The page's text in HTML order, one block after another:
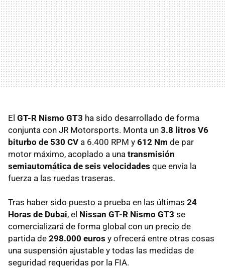
El GT-R Nismo GT3 ha sido desarrollado de forma
conjunta con JR Motorsports. Monta un 3.8 litros V6
biturbo de 530 CV a 6.400 RPM y 612 Nm de par
motor máximo, acoplado a una transmisión
semiautomática de seis velocidades que envía la
fuerza a las ruedas traseras.
Tras haber sido puesto a prueba en las últimas 24
Horas de Dubai, el Nissan GT-R Nismo GT3 se
comercializará de forma global con un precio de
partida de 298.000 euros y ofrecerá entre otras cosas
una suspensión ajustable y todas las medidas de
seguridad requeridas por la FIA.